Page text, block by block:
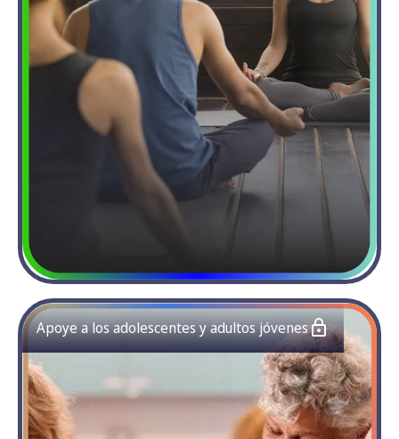
Apoye a los adolescentes y adultos jóvenes